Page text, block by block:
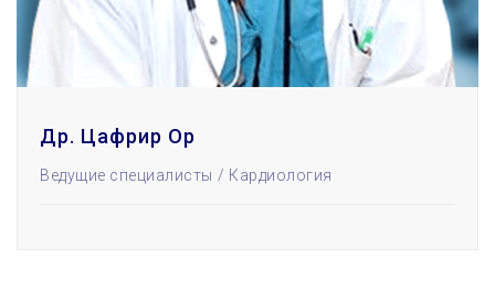
Др. Цафрир Ор
Ведущие специалисты Кардиология